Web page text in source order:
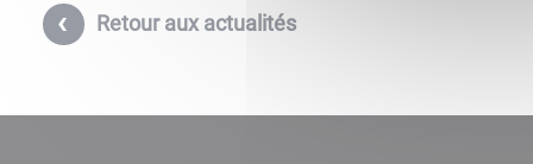
Retour aux actualités